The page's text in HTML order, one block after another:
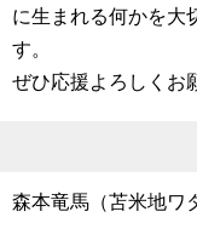
に生まれる何かを大
す。
ぜひ応援よろしくお
森本竜馬（苫米地ワ